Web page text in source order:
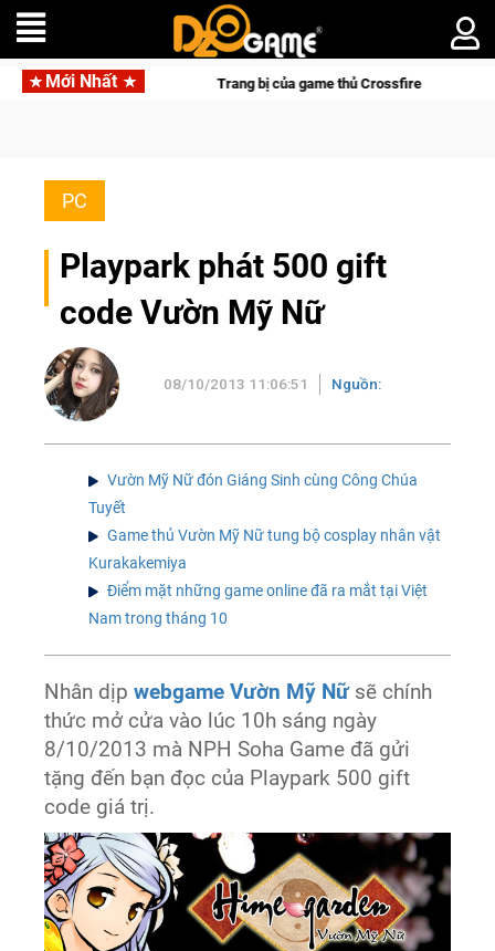
Mới Nhất
Mafia Trang bị của game thủ Crossfire sẽ lộng lẫy ánh
PC
Playpark phát 500 gift
code Vườn Mỹ Nữ
08/10/2013 11:06:51 Nguồn:
Vườn Mỹ Nữ đón Giáng Sinh cùng Công Chúa
Tuyết
Game thủ Vườn Mỹ Nữ tung bộ cosplay nhân vật
Kurakakemiya
Điểm mặt những game online đã ra mắt tại Việt
Nam trong tháng 10
Nhân dịpwebgame Vườn Mỹ Nữsẽ chính
thức mở cửa vào lúc 10h sáng ngày
8/10/2013 mà NPH Soha Game đã gửi
tặng đến bạn đọc của Playpark 500 gift
code giá trị.